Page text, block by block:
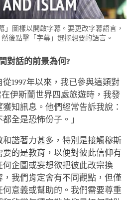
」圖樣以開啟字幕。要更改字幕語言，
後點擊「字幕」選擇想要的語言。
對話的前景為何?
1997年以來，我已參與這類對
伊斯蘭世界四處旅遊時，我發
知訊息。他們經常告訴我說：
全是恐怖份子。」
諧著力甚多，特別是接觸穆斯
的是教育，以便對彼此信仰有
企圖或妄想欲把彼此改宗換
我們肯定會有不同觀點，但僅
意義或幫助的。我們需要尊重